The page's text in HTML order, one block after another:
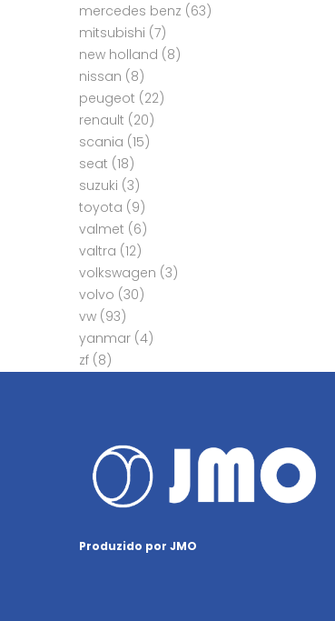
mercedes benz (63)
mitsubishi (7)
new holland (8)
nissan (8)
peugeot (22)
renault (20)
scania (15)
seat (18)
suzuki (3)
toyota (9)
valmet (6)
valtra (12)
volkswagen (3)
volvo (30)
vw (93)
yanmar (4)
zf (8)
Produzido por JMO